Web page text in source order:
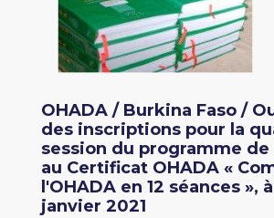
OHADA / Burkina Faso /
des inscriptions pour la
session du programme
au Certificat OHADA «
l'OHADA en 12 séances »,
janvier 2021